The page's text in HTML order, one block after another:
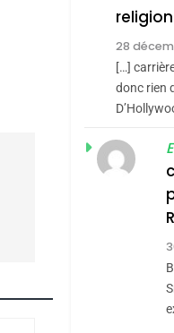
religion
28
[…]
donc rien